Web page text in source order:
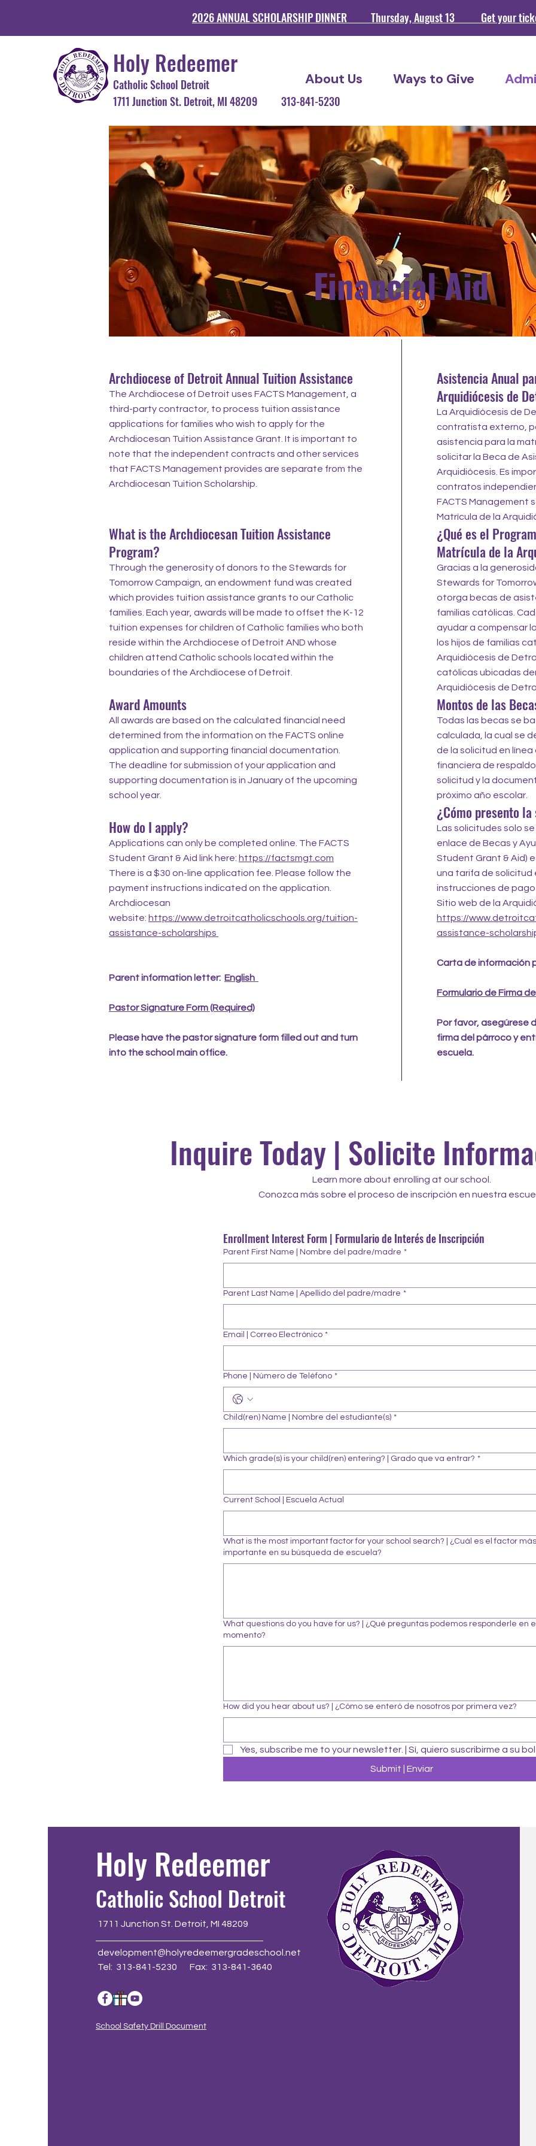
2026 ANNUAL SCHOLARSHIP DINNER Thursday, August 13 Get your
Holy Redeemer
Catholic School Detroit
1711 Junction St. Detroit, MI 48209 313-841-5230
About Us Ways to Give
Financial Aid
Archdiocese of Detroit Annual Tuition Assistance
The Archdiocese of Detroit uses FACTS Management, a
third-party contractor, to process tuition assistance
applications for families who wish to apply for the
Archdiocesan Tuition Assistance Grant. It is important to
note that the independent contracts and other services
that FACTS Management provides are separate from the
Archdiocesan Tuition Scholarship.
What is the Archdiocesan Tuition Assistance
Program?
Through the generosity of donors to the Stewards for
Tomorrow Campaign, an endowment fund was created
which provides tuition assistance grants to our Catholic
families. Each year, awards will be made to offset the K-12
tuition expenses for children of Catholic families who both
reside within the Archdiocese of Detroit AND whose
children attend Catholic schools located within the
boundaries of the Archdiocese of Detroit.
Award Amounts
All awards are based on the calculated financial need
determined from the information on the FACTS online
application and supporting financial documentation.
The deadline for submission of your application and
supporting documentation is in January of the upcoming
school year.
How do I apply?
Applications can only be completed online. The FACTS
Student Grant & Aid link here: https://factsmgt.com
There is a $30 on-line application fee. Please follow the
payment instructions indicated on the application.
Archdiocesan
website: https://www.detroitcatholicschools.org/tuition-
assistance-scholarships
Parent information letter: English
Pastor Signature Form (Required)
Please have the pastor signature form filled out and turn
into the school main office.​
Asistencia Anual
Arquidiócesis de
La Arquidiócesis de
contratista externo,
asistencia para la
solicitar la Beca de
Arquidiócesis. Es
contratos
FACTS Management
Matrícula de la
¿Qué es el
Matrícula de la
Gracias a la
Stewards for
otorga becas de
familias católicas.
ayudar a compensar
los hijos de familias
Arquidiócesis de
católicas ubicadas
Arquidiócesis de
Montos de las
Todas las becas se
calculada, la cual se
de la solicitud en
financiera de
solicitud y la
próximo año escolar. ​
¿Cómo presento
Las solicitudes solo
enlace de Becas y
Student Grant & Aid)
una tarifa de solicitud
instrucciones de
Sitio web de la
https://
assistance-
Carta de información
Formulario de Firma
Por favor, asegúrese
firma del párroco y
escuela.​
Inquire Today | Solicite
Learn more about enrolling at our school.
Conozca más sobre el proceso de inscripción en nuestra
Enrollment Interest Form | Formulario de Interés de Inscripción
Parent First Name | Nombre del padre/madre *
Parent Last Name | Apellido del padre/madre *
Email | Correo Electrónico *
Phone | Número de Teléfono *
Child(ren) Name | Nombre del estudiante(s) *
Which grade(s) is your child(ren) entering? | Grado que va entrar? *
Current School | Escuela Actual
What is the most important factor for your school search? | ¿Cuál es el factor más
importante en su búsqueda de escuela?
What questions do you have for us? | ¿Qué preguntas podemos responderle en
momento?
How did you hear about us? | ¿Cómo se enteró de nosotros por primera vez?
Yes, subscribe me to your newsletter. | Sí, quiero suscribirme a su
Submit | Enviar
Holy Redeemer
Catholic School Detroit
1711 Junction St. Detroit, MI 48209
development@holyredeemergradeschool.net
Tel: 313-841-5230 Fax: 313-841-3640
School Safety Drill Document